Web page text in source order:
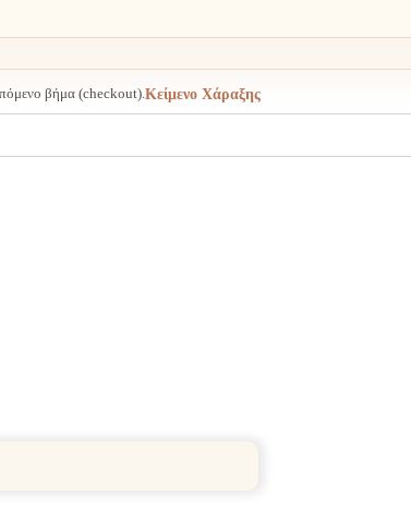
Κείμενο Χάραξης
βήμα (checkout).